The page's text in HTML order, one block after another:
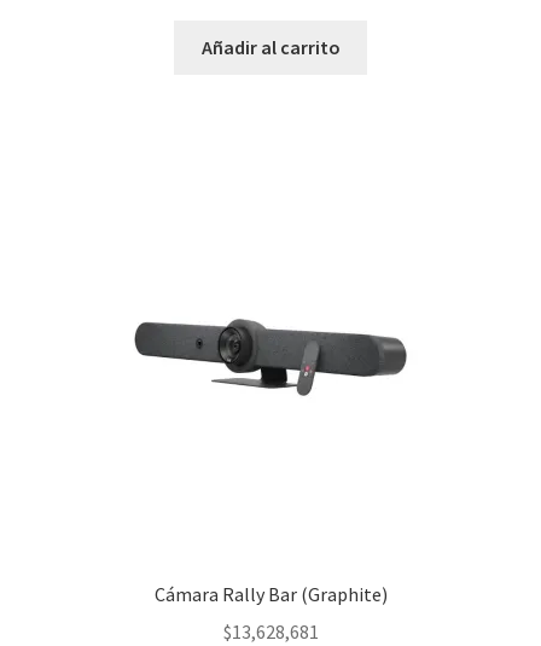
Añadir al carrito
Cámara Rally Bar (Graphite)
$13,628,681